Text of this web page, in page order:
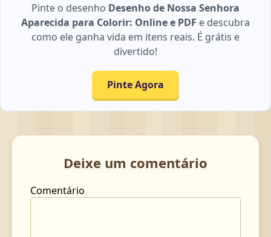
Pinte o desenho Desenho de Nossa Senhora
Aparecida para Colorir: Online e PDF e descubra
como ele ganha vida em itens reais. É grátis e
divertido!
Pinte Agora
Deixe um comentário
Comentário